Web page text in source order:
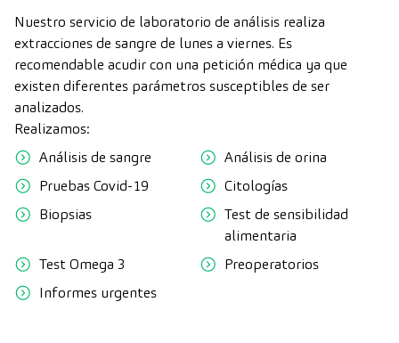
Nuestro servicio de laboratorio de análisis realiza
extracciones de sangre de lunes a viernes. Es
recomendable acudir con una petición médica ya que
existen diferentes parámetros susceptibles de ser
analizados.
Realizamos:
Análisis de sangre
Análisis de orina
Pruebas Covid-19
Citologías
Biopsias
Test de sensibilidad
alimentaria
Test Omega 3
Preoperatorios
Informes urgentes